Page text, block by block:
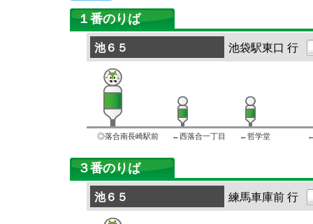
１番のりば
池６５ 池袋駅東口 行
◎落合南長崎駅前 ←西落合一丁目 ←哲学堂
３番のりば
池６５ 練馬車庫前 行